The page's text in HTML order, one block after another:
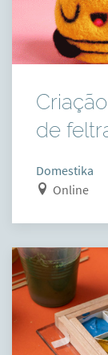
de
Domestika
Online